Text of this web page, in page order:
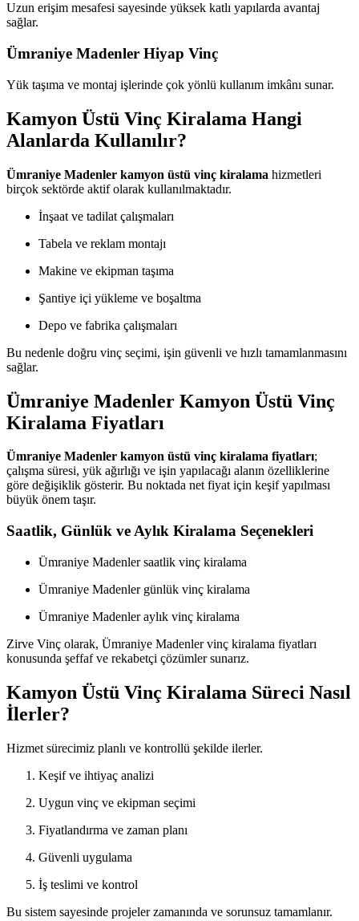
Uzun erişim mesafesi sayesinde yüksek katlı yapılarda avantaj
sağlar.
Ümraniye Madenler Hiyap Vinç
Yük taşıma ve montaj işlerinde çok yönlü kullanım imkânı sunar.
Kamyon Üstü Vinç Kiralama Hangi
Alanlarda Kullanılır?
Ümraniye Madenler kamyon üstü vinç kiralama hizmetleri
birçok sektörde aktif olarak kullanılmaktadır.
İnşaat ve tadilat çalışmaları
Tabela ve reklam montajı
Makine ve ekipman taşıma
Şantiye içi yükleme ve boşaltma
Depo ve fabrika çalışmaları
Bu nedenle doğru vinç seçimi, işin güvenli ve hızlı tamamlanmasını
sağlar.
Ümraniye Madenler Kamyon Üstü Vinç
Kiralama Fiyatları
Ümraniye Madenler kamyon üstü vinç kiralama fiyatları;
çalışma süresi, yük ağırlığı ve işin yapılacağı alanın özelliklerine
göre değişiklik gösterir. Bu noktada net fiyat için keşif yapılması
büyük önem taşır.
Saatlik, Günlük ve Aylık Kiralama Seçenekleri
Ümraniye Madenler saatlik vinç kiralama
Ümraniye Madenler günlük vinç kiralama
Ümraniye Madenler aylık vinç kiralama
Zirve Vinç olarak, Ümraniye Madenler vinç kiralama fiyatları
konusunda şeffaf ve rekabetçi çözümler sunarız.
Kamyon Üstü Vinç Kiralama Süreci Nasıl
İlerler?
Hizmet sürecimiz planlı ve kontrollü şekilde ilerler.
Keşif ve ihtiyaç analizi
Uygun vinç ve ekipman seçimi
Fiyatlandırma ve zaman planı
Güvenli uygulama
İş teslimi ve kontrol
Bu sistem sayesinde projeler zamanında ve sorunsuz tamamlanır.